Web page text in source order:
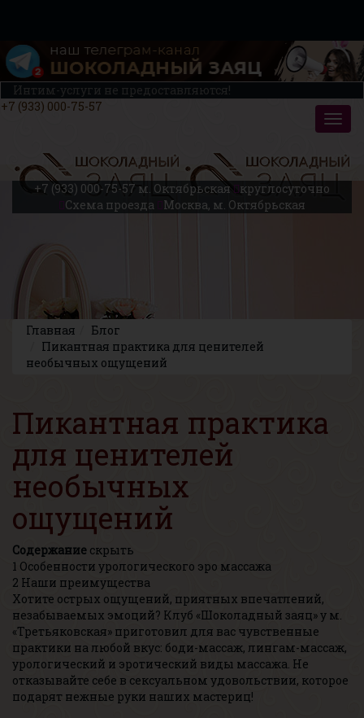
Интим-услуги не предоставляются!
+7 (933) 000-75-57
+7 (933) 000-75-57 м. Октябрьская
круглосуточно
Схема проезда
Москва, м. Октябрьская
Главная
Блог
Пикантная практика для ценителей
необычных ощущений
Пикантная практика
для ценителей
необычных
ощущений
Содержание скрыть
1 Особенности урологического эро массажа
2 Наши преимущества
Хотите острых ощущений, приятных впечатлений,
незабываемых эмоций? Клуб «Шоколадный заяц» у м.
«Третьяковская» приготовил для вас чувственные
практики на любой вкус: боди-массаж, лингам-массаж,
урологический и эротический виды массажа. Не
отказывайте себе в сексуальном удовольствии, которое
подарят нежные руки наших мастериц!